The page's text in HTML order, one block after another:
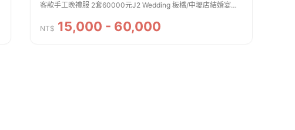
客款手工晚禮服 2套60000元J2 Wedding 板橋/中壢店結婚宴客
洗修改保養費用，不...
NT$ 15,000 - 60,000